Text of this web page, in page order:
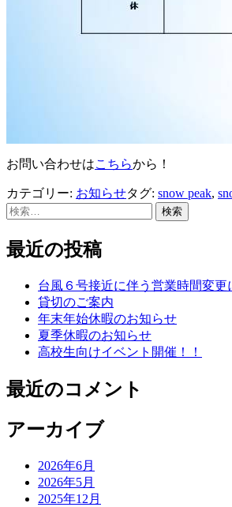
お問い合わせはこちらから！
カテゴリー: お知らせタグ: snow peak,
検
最近の投稿
台風６号接近に伴う営業時間変更
貸切のご案内
年末年始休暇のお知らせ
夏季休暇のお知らせ
高校生向けイベント開催！！
最近のコメント
アーカイブ
2026年6月
2026年5月
2025年12月